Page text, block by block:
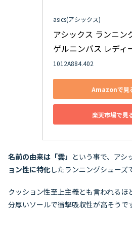
asics(アシックス)
アシックス ランニン
ゲルニンバス レディ
1012A884.402
Amazonで見
楽天市場で見
名前の由来は「雲」 という事で、アシ
ョン性に特化したランニングシューズ
クッション性至上主義とも言われるほ
分厚いソールで衝撃吸収性が高そうで